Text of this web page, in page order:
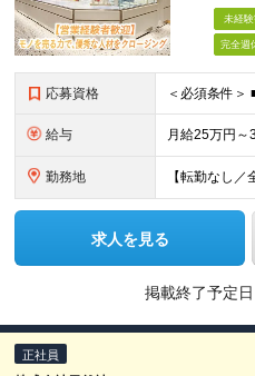
未経験
完全週
応募資格
給与
勤務地
求人を見る
掲載終了予定日
正社員